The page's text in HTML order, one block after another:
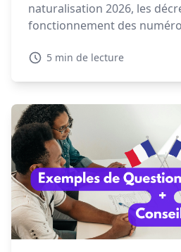
naturalisation 2026, les
fonctionnement des
essentiel pour retrouver
5 min de lecture